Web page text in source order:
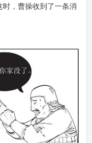
，曹操收到了一条消